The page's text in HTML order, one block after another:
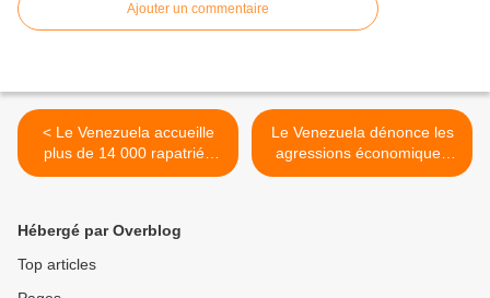
Ajouter un commentaire
< Le Venezuela accueille
plus de 14 000 rapatriés
avec le Plan Vuelta a Patria
Le Venezuela dénonce les
agressions économiques
américaines lors du conseil
Hébergé par Overblog
Top articles